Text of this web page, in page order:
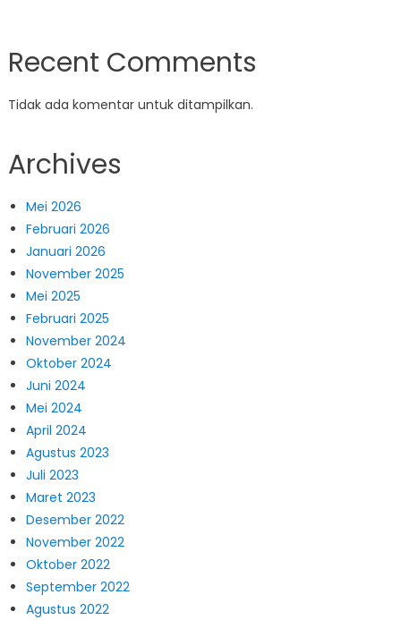
Recent Comments
Tidak ada komentar untuk ditampilkan.
Archives
Mei 2026
Februari 2026
Januari 2026
November 2025
Mei 2025
Februari 2025
November 2024
Oktober 2024
Juni 2024
Mei 2024
April 2024
Agustus 2023
Juli 2023
Maret 2023
Desember 2022
November 2022
Oktober 2022
September 2022
Agustus 2022